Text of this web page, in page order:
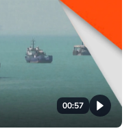
00:57